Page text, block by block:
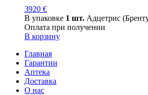
3920 €
В упаковке 1 шт. Адцетрис
Оплата при получении
В корзину
Главная
Гарантии
Аптека
Доставка
О нас